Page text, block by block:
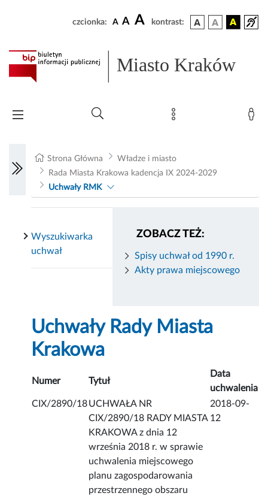
czcionka: A A A kontrast:
Miasto Kraków
Strona Główna
Władze i miasto
Rada Miasta Krakowa kadencja IX 2024-2029
Uchwały RMK
ZOBACZ TEŻ:
Spisy uchwał od 1990 r.
Akty prawa miejscowego
Wyszukiwarka
uchwał
Uchwały Rady Miasta
Krakowa
Numer Tytuł
Data
uchwalenia
CIX/2890/18UCHWAŁA NR
CIX/2890/18 RADY MIASTA
KRAKOWA z dnia 12
września 2018 r. w sprawie
uchwalenia miejscowego
planu zagospodarowania
przestrzennego obszaru
2018-09-
12